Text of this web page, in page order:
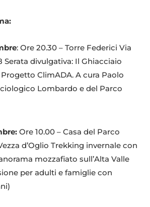
: Ore 20.30 – Torre Federici Via
Serata divulgativa: Il Ghiacciaio
ClimADA. A cura Paolo
Lombardo e del Parco
Ore 10.00 – Casa del Parco
d’Oglio Trekking invernale con
mozzafiato sull’Alta Valle
per adulti e famiglie con